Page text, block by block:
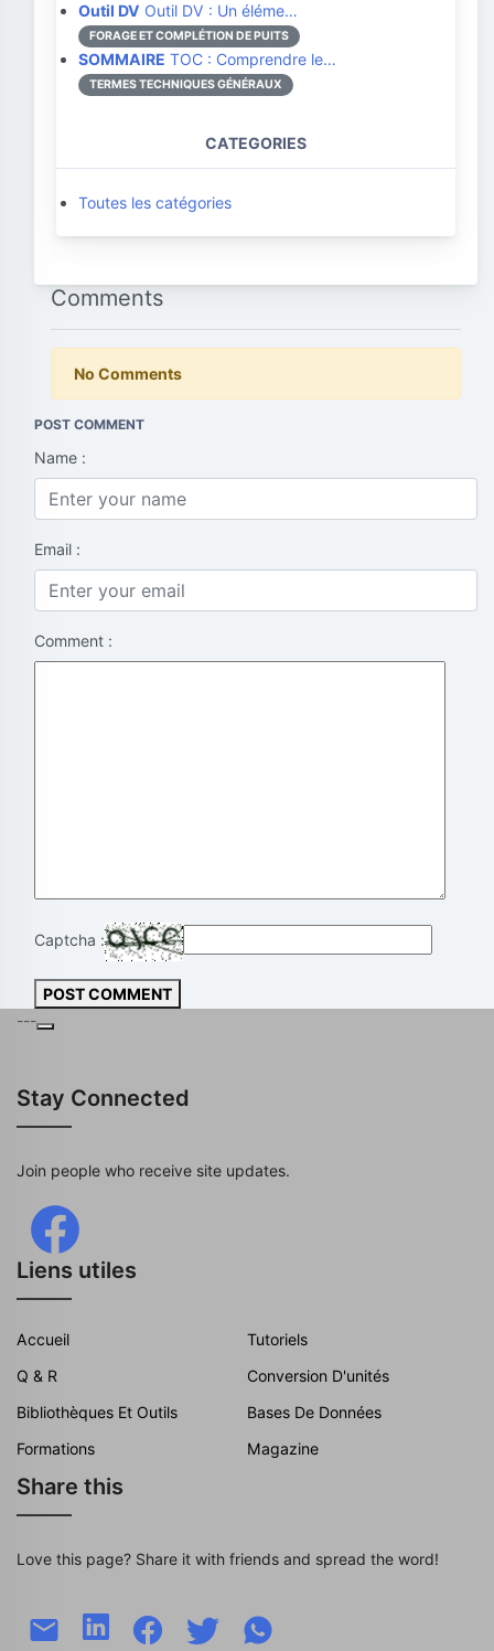
Outil DV Outil DV : Un éléme…
FORAGE ET COMPLÉTION DE PUITS
SOMMAIRE TOC : Comprendre le…
TERMES TECHNIQUES GÉNÉRAUX
CATEGORIES
Toutes les catégories
Comments
No Comments
POST COMMENT
Name :
Email :
Comment :
Captcha :
POST COMMENT
---
Stay Connected
Join people who receive site updates.
Liens utiles
Accueil
Tutoriels
Q & R
Conversion D'unités
Bibliothèques Et Outils
Bases De Données
Formations
Magazine
Share this
Love this page? Share it with friends and spread the word!